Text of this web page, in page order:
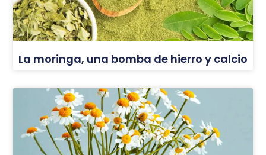
La moringa, una bomba de hierro y calcio